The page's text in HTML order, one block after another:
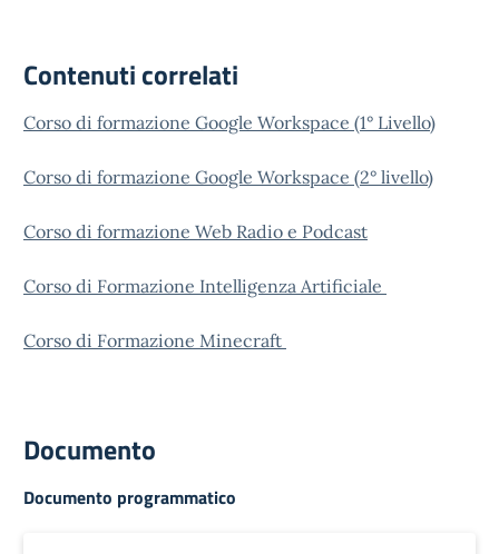
Contenuti correlati
Corso di formazione Google Workspace (1° Livello)
Corso di formazione Google Workspace (2° livello)
Corso di formazione Web Radio e Podcast
Corso di Formazione Intelligenza Artificiale
Corso di Formazione Minecraft
Documento
Documento programmatico